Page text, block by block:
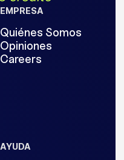
EMPRESA
Quiénes Somos
Opiniones
Careers
AYUDA